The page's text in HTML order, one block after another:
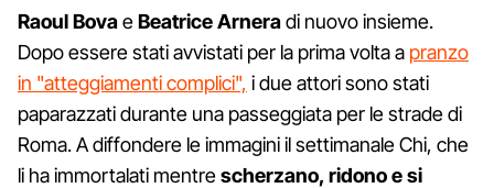
RaoulBovaeBeatriceArneradi nuovo insieme.
Dopo essere stati avvistati per la prima volta a pranzo
in "atteggiamenti complici", i due attori sono stati
paparazzati durante una passeggiata per le strade di
Roma. A diffondere le immagini il settimanale Chi, che
li ha immortalati mentrescherzano, ridono e si